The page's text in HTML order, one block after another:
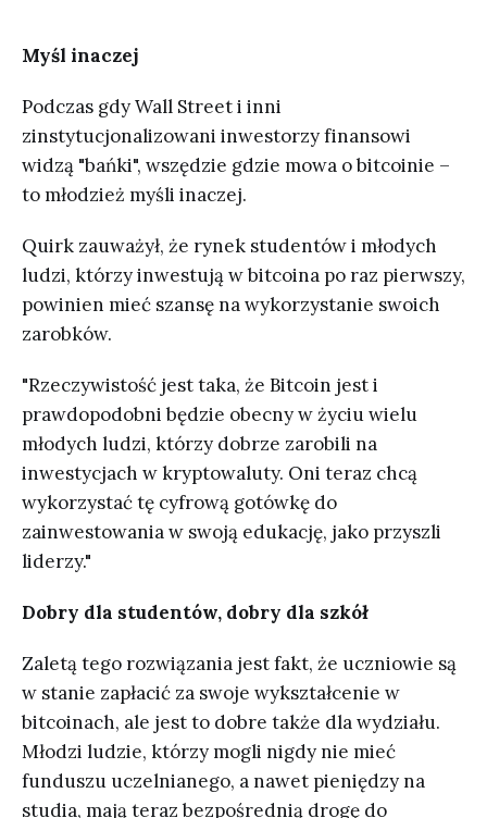
Myśl inaczej
Podczas gdy Wall Street i inni
zinstytucjonalizowani inwestorzy finansowi
widzą "bańki", wszędzie gdzie mowa o bitcoinie –
to młodzież myśli inaczej.
Quirk zauważył, że rynek studentów i młodych
ludzi, którzy inwestują w bitcoina po raz pierwszy,
powinien mieć szansę na wykorzystanie swoich
zarobków.
"Rzeczywistość jest taka, że Bitcoin jest i
prawdopodobni będzie obecny w życiu wielu
młodych ludzi, którzy dobrze zarobili na
inwestycjach w kryptowaluty. Oni teraz chcą
wykorzystać tę cyfrową gotówkę do
zainwestowania w swoją edukację, jako przyszli
liderzy."
Dobry dla studentów, dobry dla szkół
Zaletą tego rozwiązania jest fakt, że uczniowie są
w stanie zapłacić za swoje wykształcenie w
bitcoinach, ale jest to dobre także dla wydziału.
Młodzi ludzie, którzy mogli nigdy nie mieć
funduszu uczelnianego, a nawet pieniędzy na
studia, mają teraz bezpośrednią drogę do